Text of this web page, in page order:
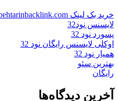
خرید بک لینک behtarinbacklink.com
لایسنس نود32
پسورد نود 32
اوکلی لایسنس رایگان نود 32
همیار نود 32
بهترین سئو
رایگان
آخرین دیدگاه‌ها